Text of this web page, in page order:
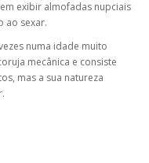
exibir almofadas nupciais
ao sexar.
numa idade muito
mecânica e consiste
mas a sua natureza